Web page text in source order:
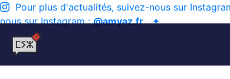
Pour plus d'actualités, suivez-nous sur
nous sur Instagram :@amyaz.fr✦